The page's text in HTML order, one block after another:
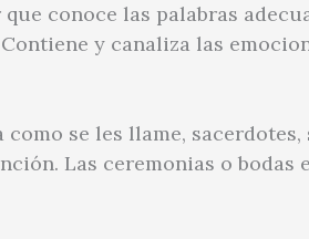
conoce las palabras
y canaliza las
se les llame,
Las ceremonias o